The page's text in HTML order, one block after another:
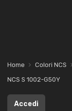
Home Colori NCS
NCS S 1002-G50Y
Accedi